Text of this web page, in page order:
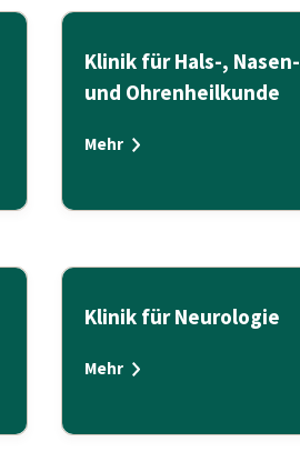
Klinik für Hals-, Nasen-
und Ohrenheilkunde
Mehr
Klinik für Neurologie
Mehr